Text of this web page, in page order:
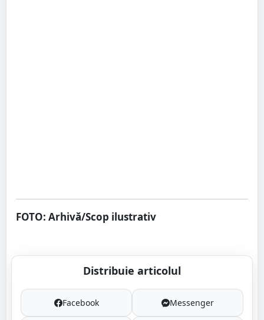
FOTO: Arhivă/Scop ilustrativ
Distribuie articolul
Facebook Messenger